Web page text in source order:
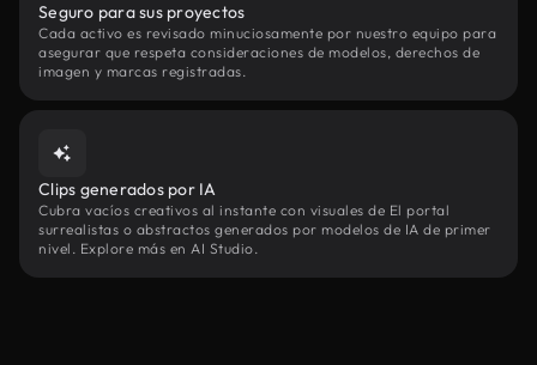
Seguro para sus proyectos
Cada activo es revisado minuciosamente por nuestro equipo para
asegurar que respeta consideraciones de modelos, derechos de
imagen y marcas registradas.
Clips generados por IA
Cubra vacíos creativos al instante con visuales de El portal
surrealistas o abstractos generados por modelos de IA de primer
nivel. Explore más en AI Studio.